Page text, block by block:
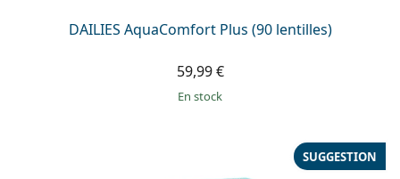
DAILIES AquaComfort Plus (90 lentilles)
59,99 €
en stock
SUGGESTION